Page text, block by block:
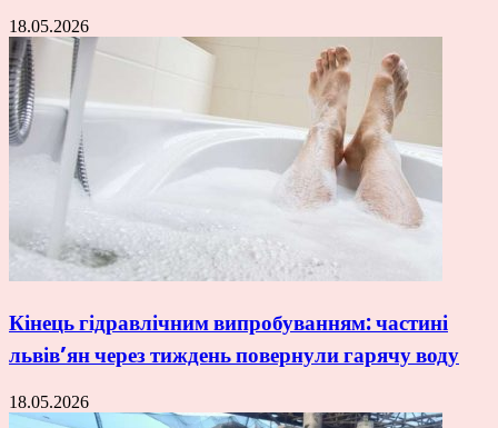
18.05.2026
Кінець гідравлічним випробуванням: частині
львів’ян через тиждень повернули гарячу воду
18.05.2026